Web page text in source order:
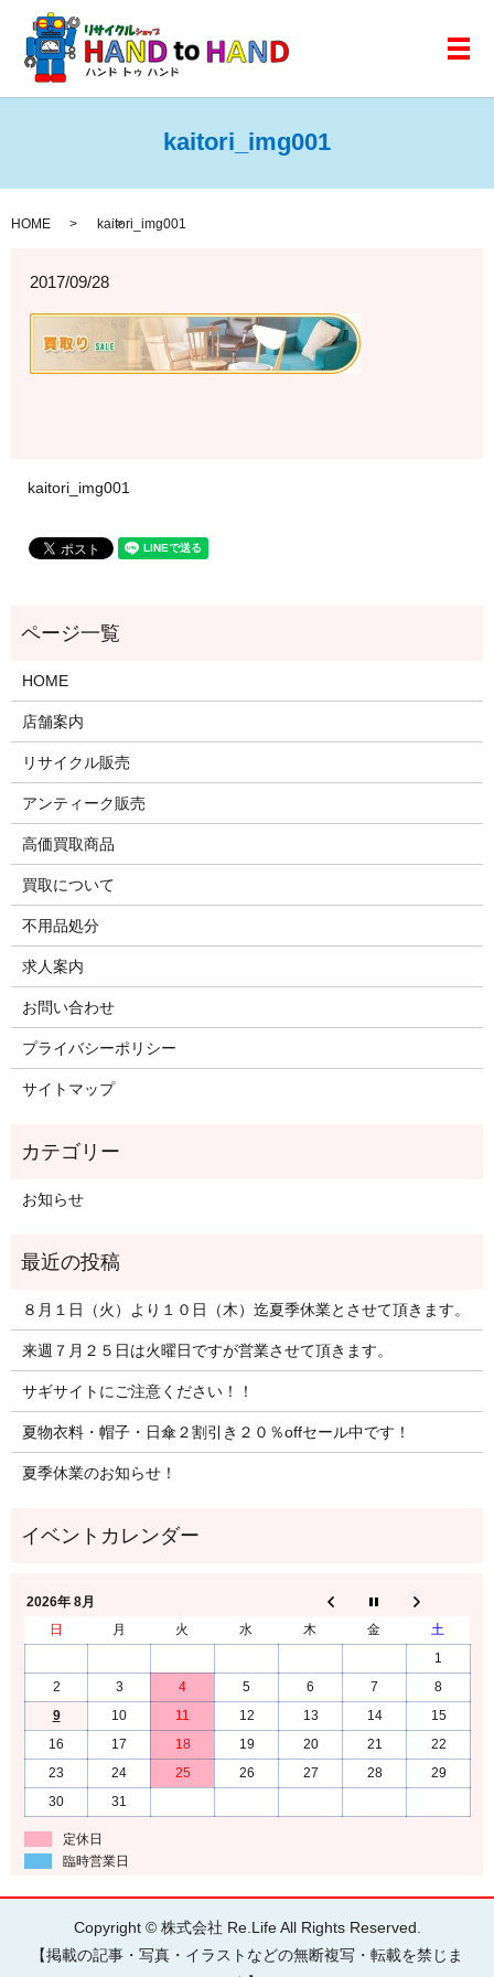
メ
kaitori_img001
HOME kaitori_img001
2017/09/28
kaitori_img001
HOME
店舗案内
リサイクル販売
アンティーク販売
高価買取商品
買取について
不用品処分
求人案内
お問い合わせ
プライバシーポリシー
サイトマップ
お知らせ
８月１日（火）より１０日（木）迄夏季休業とさせて頂きます。
来週７月２５日は火曜日ですが営業させて頂きます。
サギサイトにご注意ください！！
夏物衣料・帽子・日傘２割引き２０％offセール中です！
夏季休業のお知らせ！
2026年 8月
日
月 火 水 木 金
土
1
2
3 4 5 6 7
8
9
10 11 12 13 14
15
16
17 18 19 20 21
22
23
24 25 26 27 28
29
30
31
定休日
臨時営業日
Copyright © 株式会社 Re.Life All Rights Reserved.
【掲載の記事・写真・イラストなどの無断複写・転載を禁じま